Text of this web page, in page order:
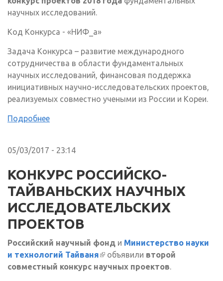
научных исследований.
Код Конкурса - «НИФ_а»
Задача Конкурса – развитие международного
сотрудничества в области фундаментальных
научных исследований, финансовая поддержка
инициативных научно-исследовательских проектов,
реализуемых совместно учеными из России и Кореи.
Подробнее
05/03/2017 - 23:14
КОНКУРС РОССИЙСКО-
ТАЙВАНЬСКИХ НАУЧНЫХ
ИССЛЕДОВАТЕЛЬСКИХ
ПРОЕКТОВ
Российский научный фонд и Министерство науки
и технологий Тайваня(внешняя ссылка)
объявили второй
совместный конкурс научных проектов.